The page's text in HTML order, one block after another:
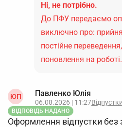
Ні, не потрібно.
До ПФУ передаємо
виключно про:
постійне
поновлення на
ЮП Павленко Юлія
06.08.2026 | 11:27Відпустки
ВІДПОВІДЬ НАДАНО
Оформлення відпустки